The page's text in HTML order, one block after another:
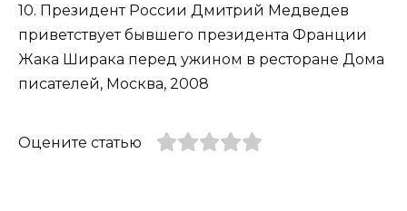
10. Президент России Дмитрий Медведев
приветствует бывшего президента Франции
Жака Ширака перед ужином в ресторане Дома
писателей, Москва, 2008
Оцените статью